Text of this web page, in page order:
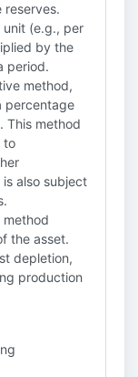
reserves.
unit (e.g., per
by the
period.
method,
percentage
This method
to
also subject
method
the asset.
depletion,
production